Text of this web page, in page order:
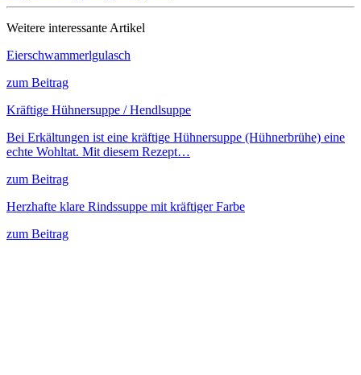
Weitere interessante Artikel
Eierschwammerlgulasch
zum Beitrag
Kräftige Hühnersuppe / Hendlsuppe
Bei Erkältungen ist eine kräftige Hühnersuppe (Hühnerbrühe) eine
echte Wohltat. Mit diesem Rezept…
zum Beitrag
Herzhafte klare Rindssuppe mit kräftiger Farbe
zum Beitrag